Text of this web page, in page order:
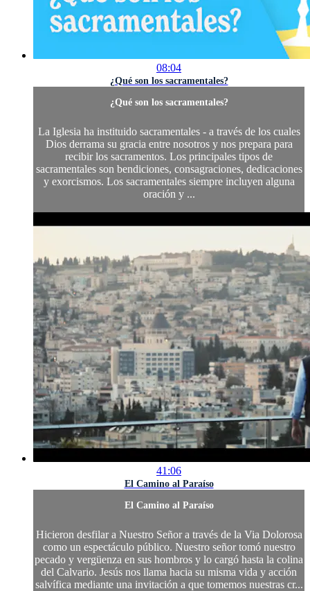
08:04
¿Qué son los sacramentales?
¿Qué son los sacramentales?
La Iglesia ha instituido sacramentales - a través de los cuales
Dios derrama su gracia entre nosotros y nos prepara para
recibir los sacramentos. Los principales tipos de
sacramentales son bendiciones, consagraciones, dedicaciones
y exorcismos. Los sacramentales siempre incluyen alguna
oración y ...
41:06
El Camino al Paraíso
El Camino al Paraíso
Hicieron desfilar a Nuestro Señor a través de la Via Dolorosa
como un espectáculo público. Nuestro señor tomó nuestro
pecado y vergüenza en sus hombros y lo cargó hasta la colina
del Calvario. Jesús nos llama hacia su misma vida y acción
salvífica mediante una invitación a que tomemos nuestras cr...